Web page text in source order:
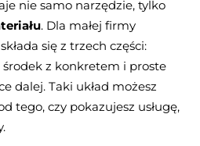
nie samo narzędzie, tylko
. Dla małej firmy
się z trzech części:
z konkretem i proste
dalej. Taki układ możesz
tego, czy pokazujesz usługę,